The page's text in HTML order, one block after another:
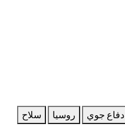
دفاع جوي روسيا سلاح